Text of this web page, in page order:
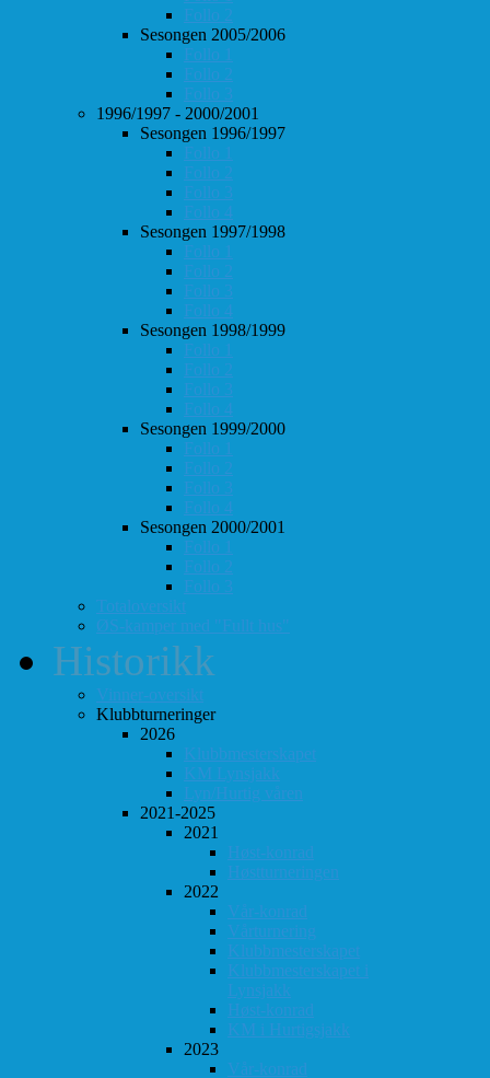
Follo 2
Sesongen 2005/2006
Follo 1
Follo 2
Follo 3
1996/1997 - 2000/2001
Sesongen 1996/1997
Follo 1
Follo 2
Follo 3
Follo 4
Sesongen 1997/1998
Follo 1
Follo 2
Follo 3
Follo 4
Sesongen 1998/1999
Follo 1
Follo 2
Follo 3
Follo 4
Sesongen 1999/2000
Follo 1
Follo 2
Follo 3
Follo 4
Sesongen 2000/2001
Follo 1
Follo 2
Follo 3
Totaloversikt
ØS-kamper med "Fullt hus"
Historikk
Vinner-oversikt
Klubbturneringer
2026
Klubbmesterskapet
KM Lynsjakk
Lyn/Hurtig våren
2021-2025
2021
Høst-konrad
Høstturneringen
2022
Vår-konrad
Vårturnering
Klubbmesterskapet
Klubbmesterskapet i
Lynsjakk
Høst-konrad
KM i Hurtigsjakk
2023
Vår-konrad